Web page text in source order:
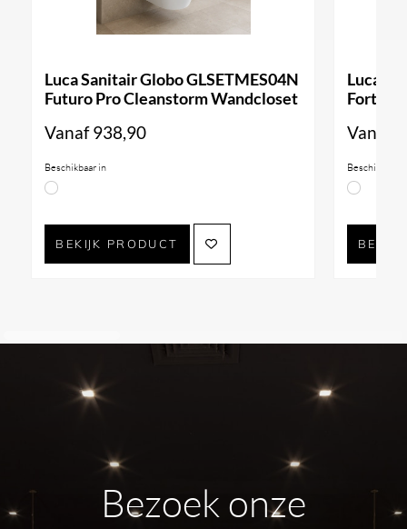
Luca Sanitair Globo GLSETMES04N
Futuro Pro Cleanstorm Wandcloset
Vanaf938,90
Beschikbaar in
BEKIJK PRODUCT
Luca
Forty3
Vanaf
Beschikbaar
Bezoek onze